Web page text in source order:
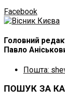
Facebook
Головний
Павло
Пошта:
ПОШУК ЗА